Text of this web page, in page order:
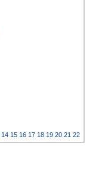
14 15 16 17 18 19 20 21 22